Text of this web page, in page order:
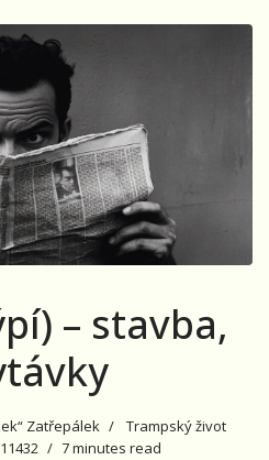
– stavba,
Zatřepálek
Trampský život
7 minutes read